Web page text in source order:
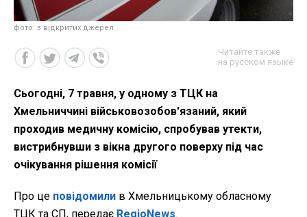
фото: з відкритих джерел
Читайте также
на русском языке
Сьогодні, 7 травня, у одному з ТЦК на
Хмельниччині військовозобов'язаний, який
проходив медичну комісію, спробував утекти,
вистрибнувши з вікна другого поверху під час
очікування рішення комісії
Про це повідомили в Хмельницькому обласному
ТЦК та СП, передає RegioNews.